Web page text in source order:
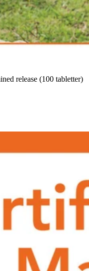
release (100 tabletter)